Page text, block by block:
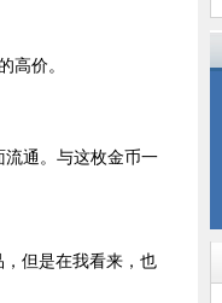
高价。
流通。与这枚金币一
但是在我看来，也